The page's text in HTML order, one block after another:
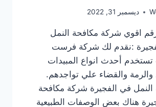
ديسمبر 31, 2022
رقم اقوي شركة مكافحة النمل
:نقدم لك شركة فرست
أحدث انواع المبيدات
والرمة والقضاء علي تواجدهم.
في الفجيرة شركة مكافحة
هناك بعض الوصفات الطبيعية